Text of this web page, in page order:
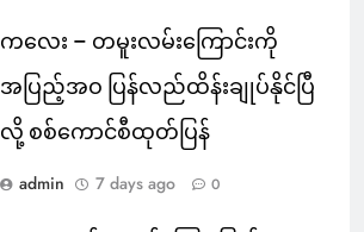
ကလေး – တမူးလမ်းကြောင်းကို
အပြည့်အဝ ပြန်လည်ထိန်းချုပ်နိုင်ပြီ
လို့ စစ်ကောင်စီထုတ်ပြန်
admin 7 days ago 0